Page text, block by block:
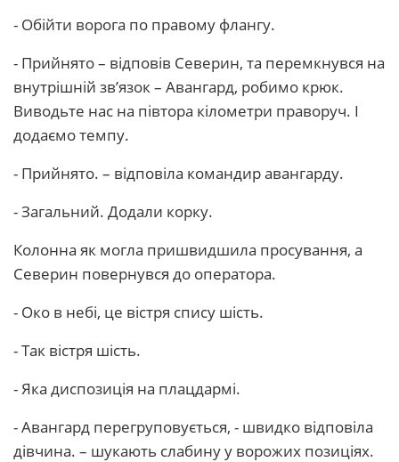
- Обійти ворога по правому флангу.
- Прийнято – відповів Северин, та перемкнувся на
внутрішній зв’язок – Авангард, робимо крюк.
Виводьте нас на півтора кілометри праворуч. І
додаємо темпу.
- Прийнято. – відповіла командир авангарду.
- Загальний. Додали корку.
Колонна як могла пришвидшила просування, а
Северин повернувся до оператора.
- Око в небі, це вістря спису шість.
- Так вістря шість.
- Яка диспозиція на плацдармі.
- Авангард перегруповується, - швидко відповіла
дівчина. – шукають слабину у ворожих позиціях.